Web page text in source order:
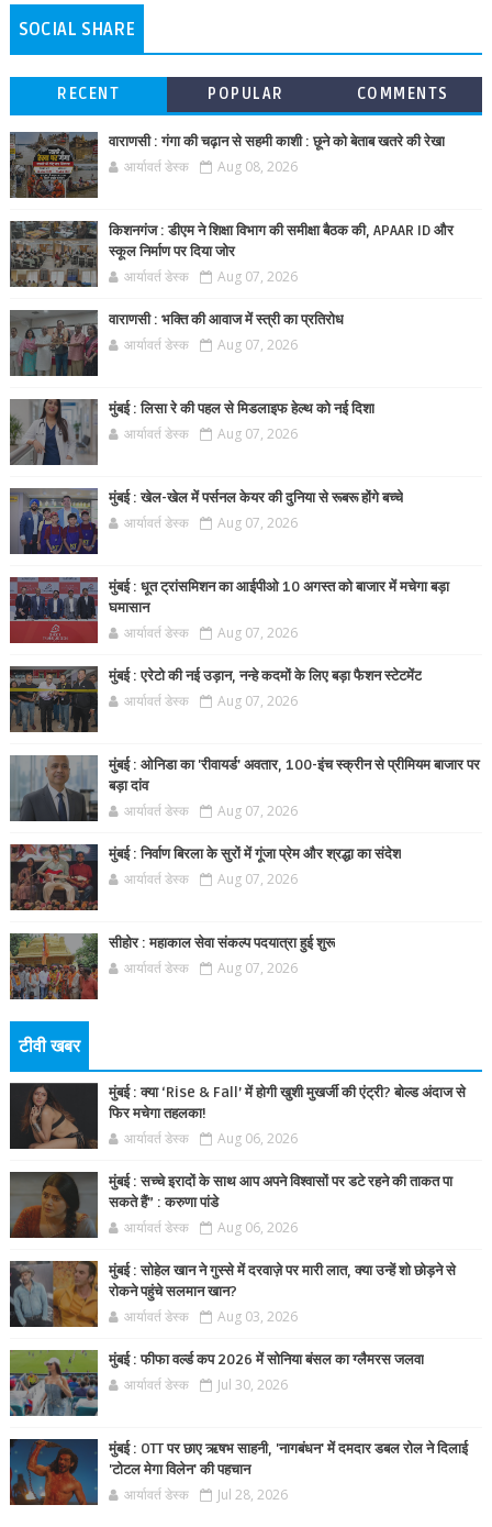
SOCIAL SHARE
RECENT POPULAR COMMENTS
वाराणसी : गंगा की चढ़ान से सहमी काशी : छूने को बेताब खतरे की रेखा
आर्यावर्त डेस्क Aug 08, 2026
किशनगंज : डीएम ने शिक्षा विभाग की समीक्षा बैठक की, APAAR ID और
स्कूल निर्माण पर दिया जोर
आर्यावर्त डेस्क Aug 07, 2026
वाराणसी : भक्ति की आवाज में स्त्री का प्रतिरोध
आर्यावर्त डेस्क Aug 07, 2026
मुंबई : लिसा रे की पहल से मिडलाइफ हेल्थ को नई दिशा
आर्यावर्त डेस्क Aug 07, 2026
मुंबई : खेल-खेल में पर्सनल केयर की दुनिया से रूबरू होंगे बच्चे
आर्यावर्त डेस्क Aug 07, 2026
मुंबई : धूत ट्रांसमिशन का आईपीओ 10 अगस्त को बाजार में मचेगा बड़ा
घमासान
आर्यावर्त डेस्क Aug 07, 2026
मुंबई : एरेटो की नई उड़ान, नन्हे कदमों के लिए बड़ा फैशन स्टेटमेंट
आर्यावर्त डेस्क Aug 07, 2026
मुंबई : ओनिडा का 'रीवायर्ड’ अवतार, 100-इंच स्क्रीन से प्रीमियम बाजार पर
बड़ा दांव
आर्यावर्त डेस्क Aug 07, 2026
मुंबई : निर्वाण बिरला के सुरों में गूंजा प्रेम और श्रद्धा का संदेश
आर्यावर्त डेस्क Aug 07, 2026
सीहोर : महाकाल सेवा संकल्प पदयात्रा हुई शुरू
आर्यावर्त डेस्क Aug 07, 2026
टीवी खबर
मुंबई : क्या ‘Rise & Fall’ में होगी खुशी मुखर्जी की एंट्री? बोल्ड अंदाज से
फिर मचेगा तहलका!
आर्यावर्त डेस्क Aug 06, 2026
मुंबई : सच्चे इरादों के साथ आप अपने विश्वासों पर डटे रहने की ताकत पा
सकते हैं” : करुणा पांडे
आर्यावर्त डेस्क Aug 06, 2026
मुंबई : सोहेल खान ने गुस्से में दरवाज़े पर मारी लात, क्या उन्हें शो छोड़ने से
रोकने पहुंचे सलमान खान?
आर्यावर्त डेस्क Aug 03, 2026
मुंबई : फीफा वर्ल्ड कप 2026 में सोनिया बंसल का ग्लैमरस जलवा
आर्यावर्त डेस्क Jul 30, 2026
मुंबई : OTT पर छाए ऋषभ साहनी, 'नागबंधन' में दमदार डबल रोल ने दिलाई
'टोटल मेगा विलेन' की पहचान
आर्यावर्त डेस्क Jul 28, 2026